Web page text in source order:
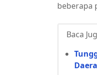
beberapa
Baca